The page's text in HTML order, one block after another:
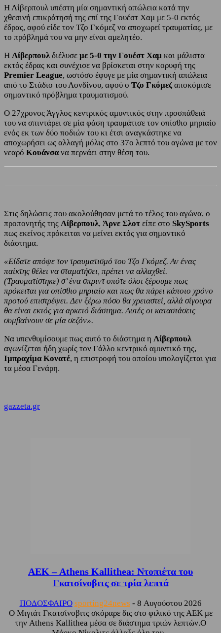
Η Λίβερπουλ υπέστη μία σημαντική απώλεια κατά την
χθεσινή επικράτησή της επί της Γουέστ Χαμ με 5-0 εκτός
έδρας, αφού είδε τον Τζο Γκόμεζ να αποχωρεί τραυματίας, με
το πρόβλημά του να μην είναι αμελητέο.
Η Λίβερπουλδιέλυσε με 5-0 την Γουέστ Χαμ και μάλιστα
εκτός έδρας και συνέχισε να βρίσκεται στην κορυφή της
Premier League, ωστόσο έφυγε με μία σημαντική απώλεια
από το Στάδιο του Λονδίνου, αφού ο Τζο Γκόμεζ αποκόμισε
σημαντικό πρόβλημα τραυματισμού.
Ο 27χρονος Άγγλος κεντρικός αμυντικός στην προσπάθειά
του να σπιντάρει σε μία φάση τραυμάτισε τον οπίσθιο μηριαίο
ενός εκ των δύο ποδιών του κι έτσι αναγκάστηκε να
αποχωρήσει ως αλλαγή μόλις στο 37ο λεπτό του αγώνα με τον
νεαρό Κουάνσανα περνάει στην θέση του.
Στις δηλώσεις που ακολούθησαν μετά το τέλος του αγώνα, ο
προπονητής της Λίβερπουλ, Άρνε Σλοτ είπε στο SkySports
πως εκείνος πρόκειται να μείνει εκτός για σημαντικό
διάστημα.
«Είδατε απόψε τον τραυματισμό του Τζο Γκόμεζ. Αν ένας
παίκτης θέλει να σταματήσει, πρέπει να αλλαχθεί.
(Τραυματίστηκε) σ’ ένα σπριντ οπότε όλοι ξέρουμε πως
πρόκειται για οπίσθιο μηριαίο και πως θα πάρει κάποιο χρόνο
προτού επιστρέψει. Δεν ξέρω πόσο θα χρειαστεί, αλλά σίγουρα
θα είναι εκτός για αρκετό διάστημα. Αυτές οι καταστάσεις
συμβαίνουν σε μία σεζόν».
Να υπενθυμίσουμε πως αυτό το διάστημα η Λίβερπουλ
αγωνίζεται ήδη χωρίς τον Γάλλο κεντρικό αμυντικό της,
Ιμπραχίμα Κονατέ, η επιστροφή του οποίου υπολογίζεται για
τα μέσα Γενάρη.
gazzeta.gr
ΑΕΚ – Athens Kallithea: Ντοπιέτα του
Γκατσίνοβιτς σε τρία λεπτά
ΠΟΔΟΣΦΑΙΡΟ sporting24news - 8 Αυγούστου 2026
Ο Μιγιάτ Γκατσίνοβιτς σκόραρε δις στο φιλικό της ΑΕΚ με
την Athens Kallithea μέσα σε διάστημα τριών λεπτών.Ο